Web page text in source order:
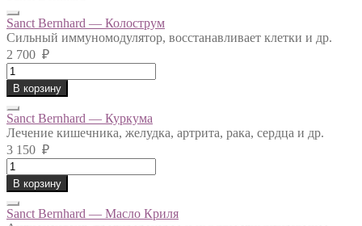
Sanct Bernhard — Колострум
Сильный иммуномодулятор, восстанавливает клетки и др.
2 700 ₽
Sanct
Bernhard
-
Колострум
quantity
В корзину
Sanct Bernhard — Куркума
Лечение кишечника, желудка, артрита, рака, сердца и др.
3 150 ₽
Sanct
Bernhard
-
Куркума
quantity
В корзину
Sanct Bernhard — Масло Криля